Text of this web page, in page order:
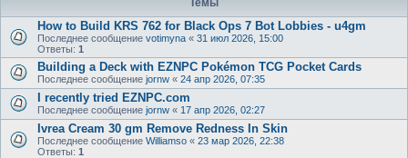
Темы
How to Build KRS 762 for Black Ops 7 Bot Lobbies - u4gm
Последнее сообщение votimyna « 31 июл 2026, 15:00
Ответы: 1
Building a Deck with EZNPC Pokémon TCG Pocket Cards
Последнее сообщение jornw « 24 апр 2026, 07:35
I recently tried EZNPC.com
Последнее сообщение jornw « 17 апр 2026, 02:27
Ivrea Cream 30 gm Remove Redness In Skin
Последнее сообщение Williamso « 23 мар 2026, 22:38
Ответы: 1